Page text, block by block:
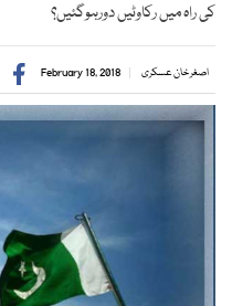
کی راہ میں رکاوٹیں دورہوگئیں؟
اصغر خان عسکری February 18, 2018